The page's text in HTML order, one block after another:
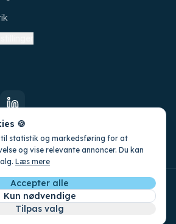
🍪
statistik og markedsføring for at
og vise relevante annoncer. Du kan
Læs mere
Accepter alle
Kun nødvendige
Tilpas valg
ApS. CVR: 42831649.
forbeholdes.
i Danmark af